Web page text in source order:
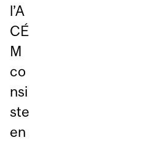
l’A
CÉ
M
co
nsi
ste
en